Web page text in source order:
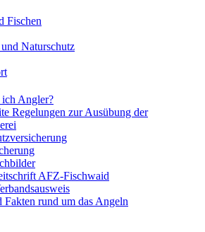
Fischen
Naturschutz
Angler?
Regelungen zur Ausübung der
AFZ-Fischwaid
Fakten rund um das Angeln